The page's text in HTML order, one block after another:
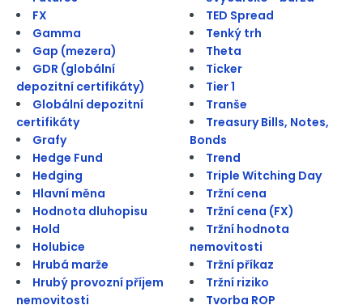
FX
Gamma
Gap (mezera)
GDR (globální
depozitní certifikáty)
Globální depozitní
certifikáty
Grafy
Hedge Fund
Hedging
Hlavní měna
Hodnota dluhopisu
Hold
Holubice
Hrubá marže
Hrubý provozní příjem
nemovitosti
TED Spread
Tenký trh
Theta
Ticker
Tier 1
Tranše
Treasury Bills, Notes,
Bonds
Trend
Triple Witching Day
Tržní cena
Tržní cena (FX)
Tržní hodnota
nemovitosti
Tržní příkaz
Tržní riziko
Tvorba ROP